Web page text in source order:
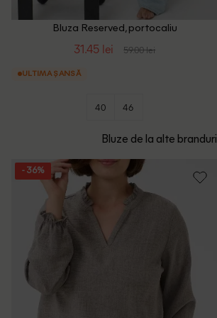
Bluza Reserved, portocaliu
31.45 lei 59.00 lei
ULTIMA ȘANSĂ
40 46
Bluze de la alte branduri
- 36%